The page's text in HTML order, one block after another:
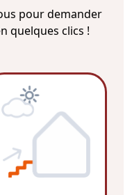
pour demander
quelques clics !